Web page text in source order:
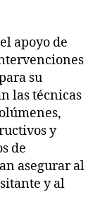
apoyo de
su
las técnicas
y
de
asegurar al
y al